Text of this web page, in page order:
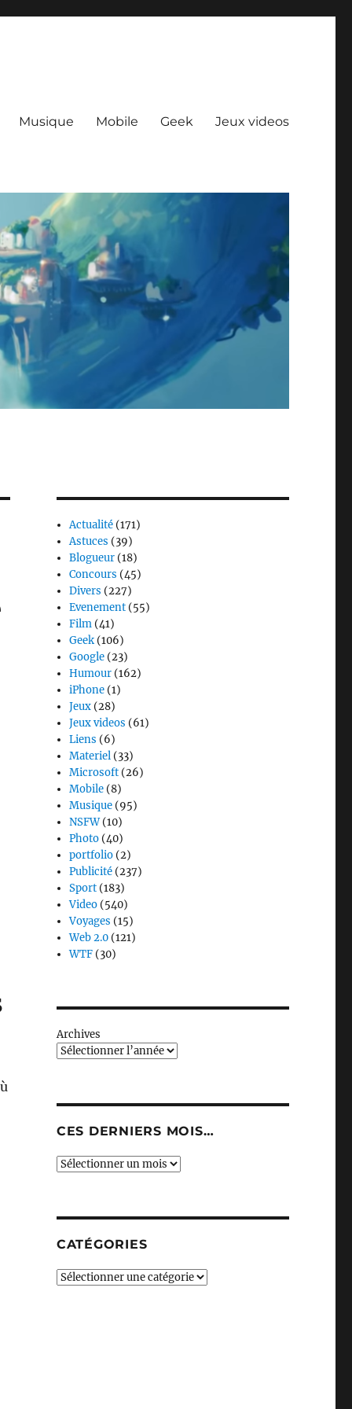
Musique Mobile Geek Jeux videos
Actualité (171)
Astuces (39)
Blogueur (18)
Concours (45)
Divers (227)
Evenement (55)
Film (41)
Geek (106)
Google (23)
Humour (162)
iPhone (1)
Jeux (28)
Jeux videos (61)
Liens (6)
Materiel (33)
Microsoft (26)
Mobile (8)
Musique (95)
NSFW(10)
Photo (40)
portfolio (2)
Publicité (237)
Sport (183)
Video (540)
Voyages (15)
Web 2.0 (121)
WTF (30)
Archives
CES DERNIERS MOIS…
Ces
CATÉGORIES
Catégories